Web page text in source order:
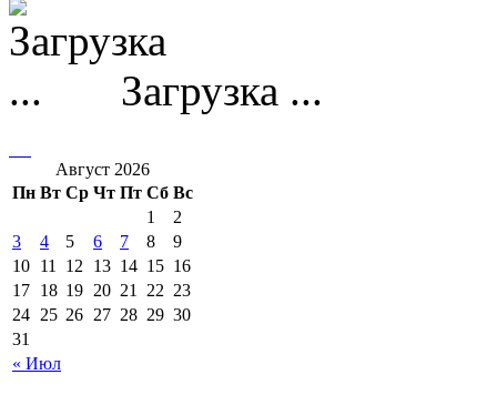
Загрузка ...
Август 2026
Пн Вт Ср Чт Пт Сб Вс
« Июл
1
2
3
4 5 6 7 8
9
10 11 12 13 14 15 16
17 18 19 20 21 22 23
24 25 26 27 28 29 30
31